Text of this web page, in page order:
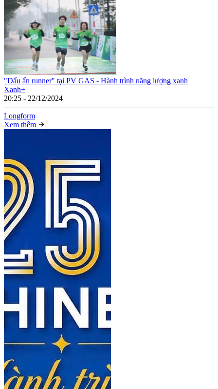
"Dấu ấn runner" tại PV GAS - Hành trình năng lượng xanh
Xanh+
20:25 - 22/12/2024
Longform
Xem thêm